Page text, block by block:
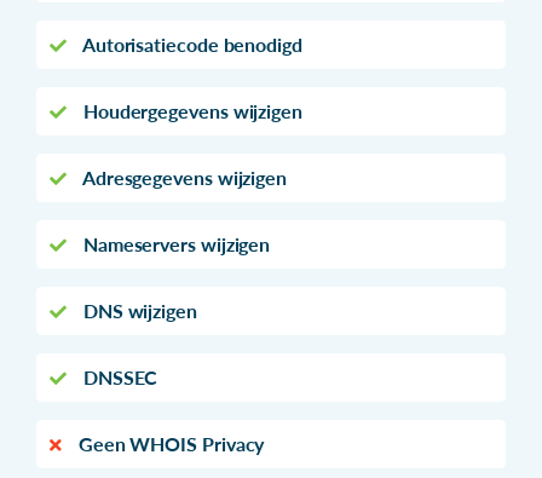
Autorisatiecode benodigd
Houdergegevens wijzigen
Adresgegevens wijzigen
Nameservers wijzigen
DNS wijzigen
DNSSEC
Geen WHOIS Privacy